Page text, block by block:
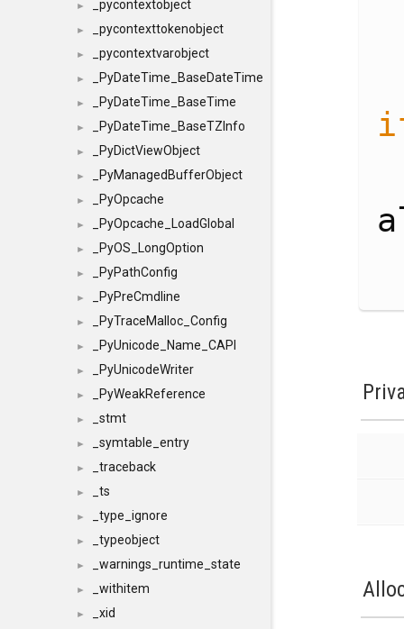
► _pycontextobject
► _pycontexttokenobject
► _pycontextvarobject
► _PyDateTime_BaseDateTime
► _PyDateTime_BaseTime
► _PyDateTime_BaseTZInfo
► _PyDictViewObject
► _PyManagedBufferObject
► _PyOpcache
► _PyOpcache_LoadGlobal
► _PyOS_LongOption
► _PyPathConfig
► _PyPreCmdline
► _PyTraceMalloc_Config
► _PyUnicode_Name_CAPI
► _PyUnicodeWriter
► _PyWeakReference
► _stmt
► _symtable_entry
► _traceback
► _ts
► _type_ignore
► _typeobject
► _warnings_runtime_state
► _withitem
► _xid